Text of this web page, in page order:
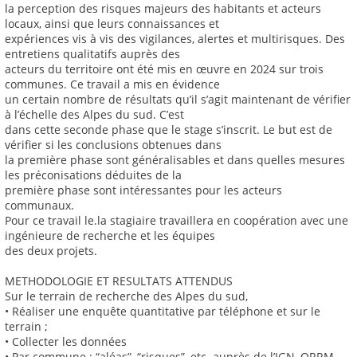
la perception des risques majeurs des habitants et acteurs
locaux, ainsi que leurs connaissances et
expériences vis à vis des vigilances, alertes et multirisques. Des
entretiens qualitatifs auprès des
acteurs du territoire ont été mis en œuvre en 2024 sur trois
communes. Ce travail a mis en évidence
un certain nombre de résultats qu’il s’agit maintenant de vérifier
à l’échelle des Alpes du sud. C’est
dans cette seconde phase que le stage s’inscrit. Le but est de
vérifier si les conclusions obtenues dans
la première phase sont généralisables et dans quelles mesures
les préconisations déduites de la
première phase sont intéressantes pour les acteurs
communaux.
Pour ce travail le.la stagiaire travaillera en coopération avec une
ingénieure de recherche et les équipes
des deux projets.
METHODOLOGIE ET RESULTATS ATTENDUS
Sur le terrain de recherche des Alpes du sud,
• Réaliser une enquête quantitative par téléphone et sur le
terrain ;
• Collecter les données